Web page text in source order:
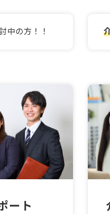
中の方！！
ート